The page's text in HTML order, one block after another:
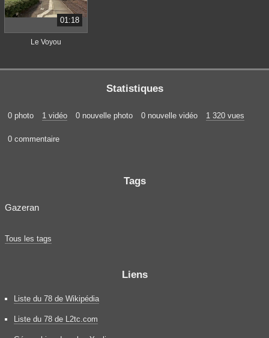
01:18
Le Voyou
Statistiques
0 photo 1 vidéo 0 nouvelle photo 0 nouvelle vidéo 1 320 vues
0 commentaire
Tags
Gazeran
Tous les tags
Liens
Liste du 78 de Wikipédia
Liste du 78 de L2tc.com